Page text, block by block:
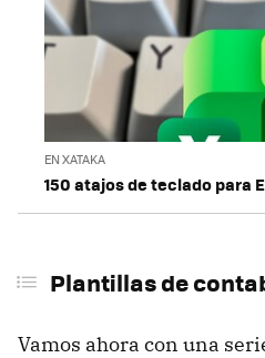
EN XATAKA
150 atajos de teclado para
Plantillas de
Vamos ahora con una